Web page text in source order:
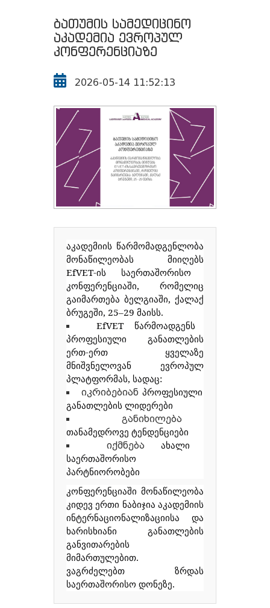
ბათუმის სამედიცინო
აკადემია ევროპულ
კონფერენციაზე
2026-05-14 11:52:13
აკადემიის წარმომადგენლობა
მონაწილეობას
მიიღებს
EfVET-ის
საერთაშორისო
კონფერენციაში, რომელიც
გაიმართება ბელგიაში, ქალაქ
ბრუგეში, 25–29 მაისს.
EfVET წარმოადგენს
პროფესიული
განათლების
ერთ-ერთ
ყველაზე
მნიშვნელოვან
ევროპულ
პლატფორმას, სადაც:
იკრიბებიან პროფესიული
განათლების ლიდერები
განიხილება
თანამედროვე ტენდენციები
იქმნება
ახალი
საერთაშორისო
პარტნიორობები
კონფერენციაში მონაწილეობა
კიდევ ერთი ნაბიჯია აკადემიის
ინტერნაციონალიზაციისა
და
ხარისხიანი
განათლების
განვითარების
მიმართულებით.
ვაგრძელებთ
ზრდას
საერთაშორისო დონეზე.